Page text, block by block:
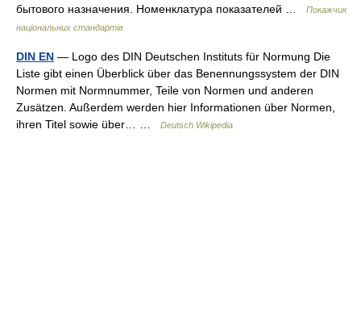
бытового назначения. Номенклатура показателей …
Покажчик
національних стандартів
DIN EN — Logo des DIN Deutschen Instituts für Normung Die
Liste gibt einen Überblick über das Benennungssystem der DIN
Normen mit Normnummer, Teile von Normen und anderen
Zusätzen. Außerdem werden hier Informationen über Normen,
ihren Titel sowie über… …
Deutsch Wikipedia